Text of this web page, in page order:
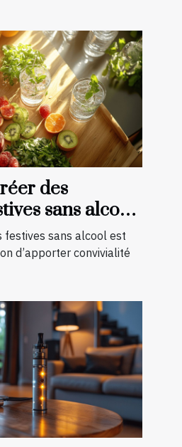
des
sans alcool
saisons
festives sans alcool est
d’apporter convivialité